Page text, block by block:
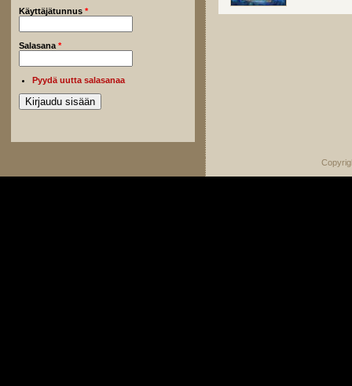
Käyttäjätunnus *
Salasana *
Pyydä uutta salasanaa